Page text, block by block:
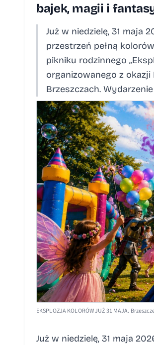
bajek, magii i
Już w niedzielę, 31 maja
przestrzeń pełną
pikniku rodzinnego
organizowanego z okazji
Brzeszczach.
EKSPLOZJA KOLORÓW JUŻ 31 MAJA.
Już w niedzielę, 31 maja